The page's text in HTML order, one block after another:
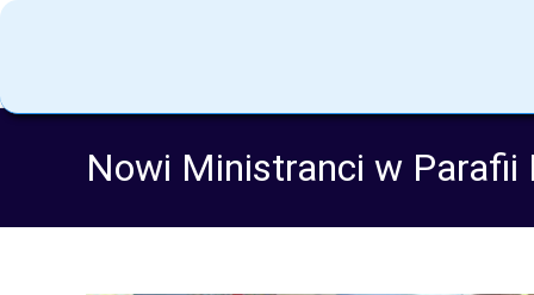
Nowi Ministranci w